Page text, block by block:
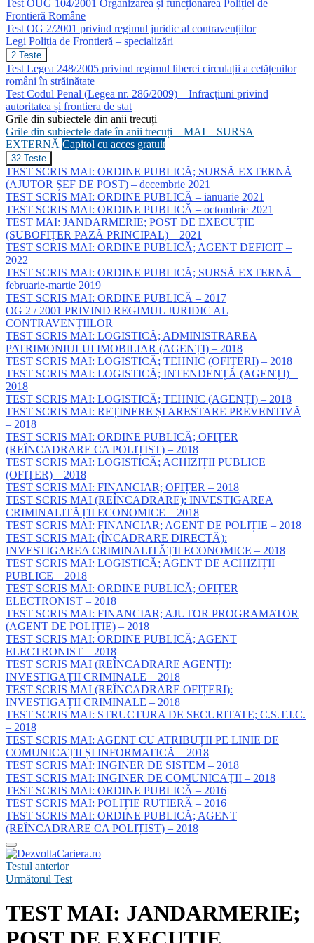
trunchi
comun
Test OUG 104/2001 Organizarea și funcționarea Poliției de
Frontieră Române
Test OG 2/2001 privind regimul juridic al contravențiilor
Legi Poliția de Frontieră – specializări
Legi
Poliția
de
Frontieră
–
specializări
2 Teste
Test Legea 248/2005 privind regimul liberei circulații a cetățenilor
români în străinătate
Test Codul Penal (Legea nr. 286/2009) – Infracțiuni privind
autoritatea și frontiera de stat
Grile din subiectele din anii trecuți
Grile din subiectele date în anii trecuți – MAI – SURSA
EXTERNĂ Capitol cu acces gratuit
Grile
din
subiectele
date
în
anii
trecuți
–
MAI
–
SURSA
EXTERNĂ
32 Teste
TEST SCRIS MAI: ORDINE PUBLICĂ; SURSĂ EXTERNĂ
(AJUTOR ȘEF DE POST) – decembrie 2021
TEST SCRIS MAI: ORDINE PUBLICĂ – ianuarie 2021
TEST SCRIS MAI: ORDINE PUBLICĂ – octombrie 2021
TEST MAI: JANDARMERIE; POST DE EXECUȚIE
(SUBOFIȚER PAZĂ PRINCIPAL) – 2021
TEST SCRIS MAI: ORDINE PUBLICĂ; AGENT DEFICIT –
2022
TEST SCRIS MAI: ORDINE PUBLICĂ; SURSĂ EXTERNĂ –
februarie-martie 2019
TEST SCRIS MAI: ORDINE PUBLICĂ – 2017
OG 2 / 2001 PRIVIND REGIMUL JURIDIC AL
CONTRAVENȚIILOR
TEST SCRIS MAI: LOGISTICĂ; ADMINISTRAREA
PATRIMONIULUI IMOBILIAR (AGENȚI) – 2018
TEST SCRIS MAI: LOGISTICĂ; TEHNIC (OFIȚERI) – 2018
TEST SCRIS MAI: LOGISTICĂ; INTENDENȚĂ (AGENȚI) –
2018
TEST SCRIS MAI: LOGISTICĂ; TEHNIC (AGENȚI) – 2018
TEST SCRIS MAI: REȚINERE ȘI ARESTARE PREVENTIVĂ
– 2018
TEST SCRIS MAI: ORDINE PUBLICĂ; OFIȚER
(REÎNCADRARE CA POLIȚIST) – 2018
TEST SCRIS MAI: LOGISTICĂ; ACHIZIȚII PUBLICE
(OFIȚER) – 2018
TEST SCRIS MAI: FINANCIAR; OFIȚER – 2018
TEST SCRIS MAI (REÎNCADRARE): INVESTIGAREA
CRIMINALITĂȚII ECONOMICE – 2018
TEST SCRIS MAI: FINANCIAR; AGENT DE POLIȚIE – 2018
TEST SCRIS MAI: (ÎNCADRARE DIRECTĂ):
INVESTIGAREA CRIMINALITĂȚII ECONOMICE – 2018
TEST SCRIS MAI: LOGISTICĂ; AGENT DE ACHIZIȚII
PUBLICE – 2018
TEST SCRIS MAI: ORDINE PUBLICĂ; OFIȚER
ELECTRONIST – 2018
TEST SCRIS MAI: FINANCIAR; AJUTOR PROGRAMATOR
(AGENT DE POLIȚIE) – 2018
TEST SCRIS MAI: ORDINE PUBLICĂ; AGENT
ELECTRONIST – 2018
TEST SCRIS MAI (REÎNCADRARE AGENȚI):
INVESTIGAȚII CRIMINALE – 2018
TEST SCRIS MAI (REÎNCADRARE OFIȚERI):
INVESTIGAȚII CRIMINALE – 2018
TEST SCRIS MAI: STRUCTURA DE SECURITATE; C.S.T.I.C.
– 2018
TEST SCRIS MAI: AGENT CU ATRIBUȚII PE LINIE DE
COMUNICAȚII ȘI INFORMATICĂ – 2018
TEST SCRIS MAI: INGINER DE SISTEM – 2018
TEST SCRIS MAI: INGINER DE COMUNICAȚII – 2018
TEST SCRIS MAI: ORDINE PUBLICĂ – 2016
TEST SCRIS MAI: POLIȚIE RUTIERĂ – 2016
TEST SCRIS MAI: ORDINE PUBLICĂ; AGENT
(REÎNCADRARE CA POLIȚIST) – 2018
Testul anterior
Următorul Test
TEST MAI: JANDARMERIE;